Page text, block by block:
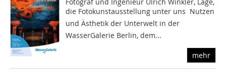
Fotograf und Ingenieur Ulrich Winkler, Lage,
die Fotokunstausstellung unter uns  Nutzen
und Ästhetik der Unterwelt in der
WasserGalerie Berlin, dem...
mehr